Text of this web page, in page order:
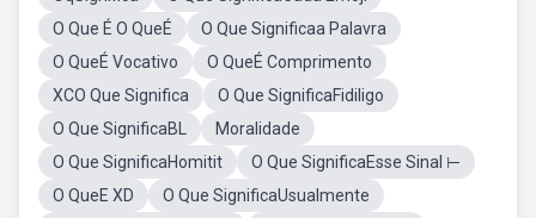
O Que É O QueÉ
O Que Significaa Palavra
O QueÉ Vocativo
O QueÉ Comprimento
XCO Que Significa
O Que SignificaFidiligo
O Que SignificaBL
Moralidade
O Que SignificaHomitit
O Que SignificaEsse Sinal ⊢
O QueE XD
O Que SignificaUsualmente